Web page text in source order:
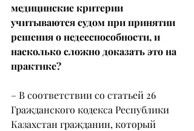
медицинские критерии
учитываются судом при принятии
решения о недееспособности, и
насколько сложно доказать это на
практике?
– В соответствии со статьей 26
Гражданского кодекса Республики
Казахстан гражданин, который